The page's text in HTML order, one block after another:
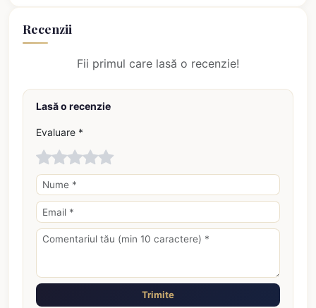
Recenzii
Fii primul care lasă o recenzie!
Lasă o recenzie
Evaluare *
Trimite